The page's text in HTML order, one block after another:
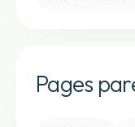
Pages